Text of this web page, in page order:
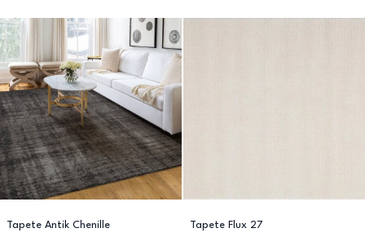
Tapete Antik Chenille Tapete Flux 27